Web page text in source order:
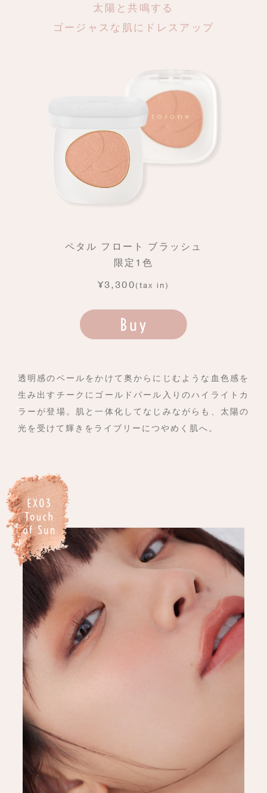
太陽と共鳴する
ゴージャスな肌にドレスアップ
ペタル フロート ブラッシュ
限定1色
¥3,300(tax in)
透明感のベールをかけて 奥からにじむような血色感を
生み出すチークに ゴールドパール入りのハイライトカ
ラーが登場。 肌と一体化してなじみながらも、 太陽の
光を受けて輝きをライブリーにつやめく肌へ。